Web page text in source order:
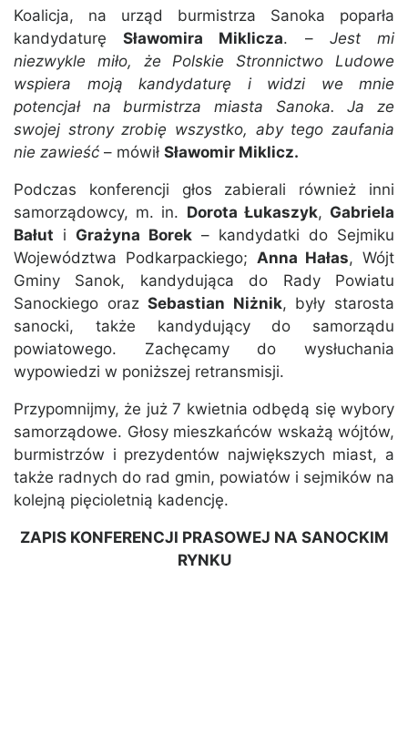
Koalicja, na urząd burmistrza Sanoka poparła
kandydaturęSławomira Miklicza. – Jest mi
niezwykle miło, że Polskie Stronnictwo Ludowe
wspiera moją kandydaturę i widzi we mnie
potencjał na burmistrza miasta Sanoka. Ja ze
swojej strony zrobię wszystko, aby tego zaufania
nie zawieść – mówił Sławomir Miklicz.
Podczas konferencji głos zabierali również inni
samorządowcy, m. in. Dorota Łukaszyk, Gabriela
Bałut i Grażyna Borek – kandydatki do Sejmiku
Województwa Podkarpackiego; Anna Hałas, Wójt
Gminy Sanok, kandydująca do Rady Powiatu
Sanockiego orazSebastian Niżnik, były starosta
sanocki, także kandydujący do samorządu
powiatowego. Zachęcamy do wysłuchania
wypowiedzi w poniższej retransmisji.
Przypomnijmy, że już 7 kwietnia odbędą się wybory
samorządowe. Głosy mieszkańców wskażą wójtów,
burmistrzów i prezydentów największych miast, a
także radnych do rad gmin, powiatów i sejmików na
kolejną pięcioletnią kadencję.
ZAPIS KONFERENCJI PRASOWEJ NA SANOCKIM
RYNKU